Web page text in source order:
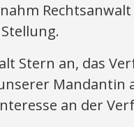
Stern an, das
Mandantin
an der